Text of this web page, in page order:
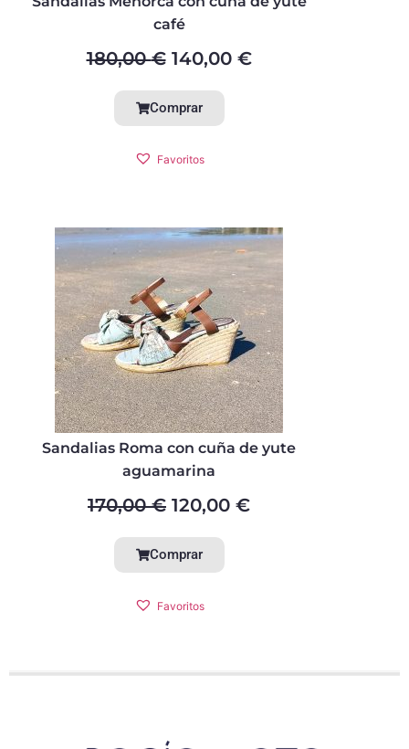
café
180,00€ 140,00 €
Comprar
Favoritos
Sandalias Roma con cuña de yute
aguamarina
170,00€ 120,00 €
Comprar
Favoritos